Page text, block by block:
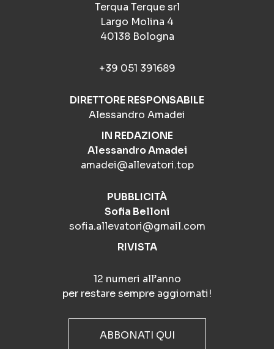
Terqua Terque srl
Largo Molina 4
40138 Bologna
+39 051 391689
DIRETTORE RESPONSABILE
Alessandro Amadei
IN REDAZIONE
Alessandro Amadei
amadei@allevatori.top
PUBBLICITÀ
Sofia Belloni
sofia.allevatori@gmail.com
RIVISTA
12 numeri all’anno
per restare sempre aggiornati!
ABBONATI QUI